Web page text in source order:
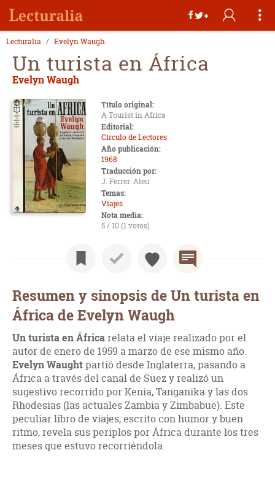
Lecturalia Evelyn Waugh
Un turista en África
Evelyn Waugh
Título original:
A Tourist in Africa
Editorial:
Círculo de Lectores
Año publicación:
1968
Traducción por:
J. Ferrer-Aleu
Temas:
Viajes
Nota media:
5 / 10 (1 votos)
Resumen y sinopsis de Un turista en
África de Evelyn Waugh
Un turista en Áfricarelata el viaje realizado por el
autor de enero de 1959 a marzo de ese mismo año.
Evelyn Waughtpartió desde Inglaterra, pasando a
África a través del canal de Suez y realizó un
sugestivo recorrido por Kenia, Tanganika y las dos
Rhodesias (las actuales Zambia y Zimbabue). Este
peculiar libro de viajes, escrito con humor y buen
ritmo, revela sus periplos por África durante los tres
meses que estuvo recorriéndola.